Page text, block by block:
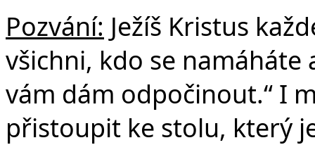
Pozvání: Ježíš Kristus
všichni, kdo se namáháte
vám dám odpočinout.“ I
přistoupit ke stolu, který